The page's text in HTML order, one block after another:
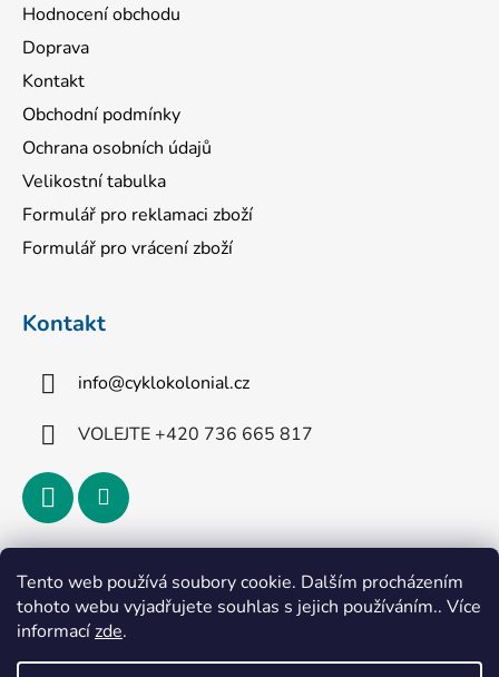
Tento web používá soubory cookie. Dalším procházením
tohoto webu vyjadřujete souhlas s jejich používáním.. Více
informacízde.
Hodnocení obchodu
Doprava
Kontakt
Obchodní podmínky
Ochrana osobních údajů
Velikostní tabulka
Formulář pro reklamaci zboží
Formulář pro vrácení zboží
Kontakt
info@cyklokolonial.cz
VOLEJTE +420 736 665 817
Přijímáme online platby